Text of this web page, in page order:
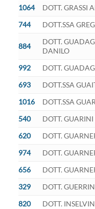
1064
DOTT. GRASSI
744
DOTT.SSA
884
DOTT.
DANILO
992 DOTT.
693
DOTT.SSA
1016
DOTT.SSA
540
DOTT.
620
DOTT.
974
DOTT.
656
DOTT.
329
DOTT.
820
DOTT.